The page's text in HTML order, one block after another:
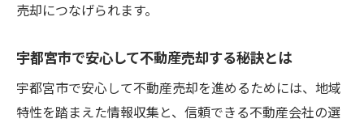
売却につなげられます。
宇都宮市で安心して不動産売却する秘訣とは
宇都宮市で安心して不動産売却を進めるためには、地域
特性を踏まえた情報収集と、信頼できる不動産会社の選